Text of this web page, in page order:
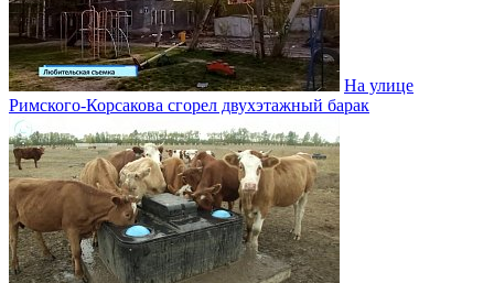
На улице
Римского-Корсакова сгорел двухэтажный барак